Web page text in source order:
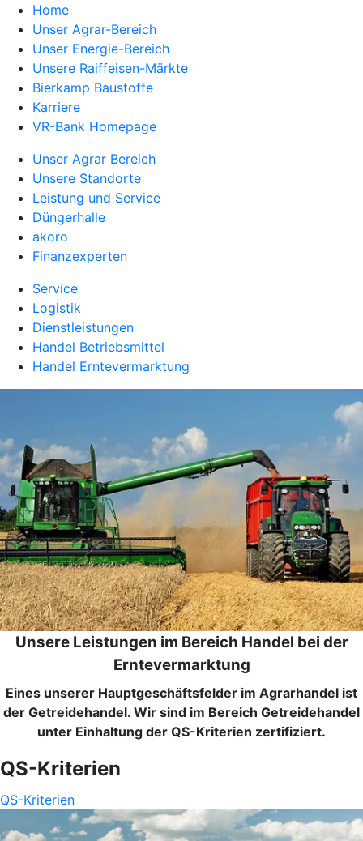
Home
Unser Agrar-Bereich
Unser Energie-Bereich
Unsere Raiffeisen-Märkte
Bierkamp Baustoffe
Karriere
VR-Bank Homepage
Unser Agrar Bereich
Unsere Standorte
Leistung und Service
Düngerhalle
akoro
Finanzexperten
Service
Logistik
Dienstleistungen
Handel Betriebsmittel
Handel Erntevermarktung
Unsere Leistungen im Bereich Handel bei der
Erntevermarktung
Eines unserer Hauptgeschäftsfelder im Agrarhandel ist
der Getreidehandel. Wir sind im Bereich Getreidehandel
unter Einhaltung der QS-Kriterien zertifiziert.
QS-Kriterien
QS-Kriterien